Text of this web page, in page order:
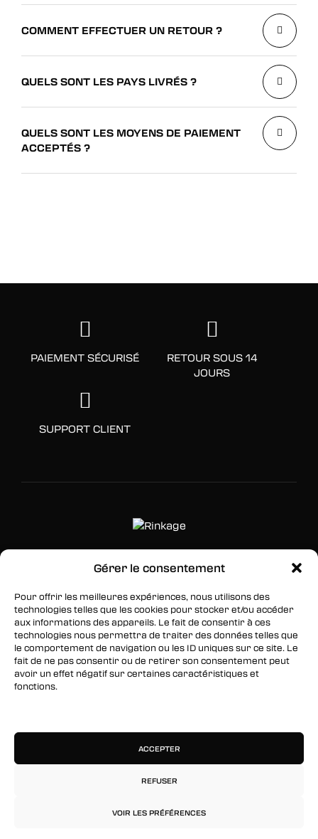
Gérer le consentement
Pour offrir les meilleures expériences, nous utilisons des
technologies telles que les cookies pour stocker et/ou accéder
aux informations des appareils. Le fait de consentir à ces
technologies nous permettra de traiter des données telles que
le comportement de navigation ou les ID uniques sur ce site. Le
fait de ne pas consentir ou de retirer son consentement peut
avoir un effet négatif sur certaines caractéristiques et
fonctions.
ACCEPTER
REFUSER
VOIR LES PRÉFÉRENCES
COMMENT EFFECTUER UN RETOUR ?
QUELS SONT LES PAYS LIVRÉS ?
QUELS SONT LES MOYENS DE PAIEMENT
ACCEPTÉS ?
PAIEMENT SÉCURISÉ
RETOUR SOUS 14
JOURS
SUPPORT CLIENT
SUIVEZ-NOUS
Facebook
Twitter
Instagram
arrivages, des ventes, du contenu exclusif, des
événements et plus encore !